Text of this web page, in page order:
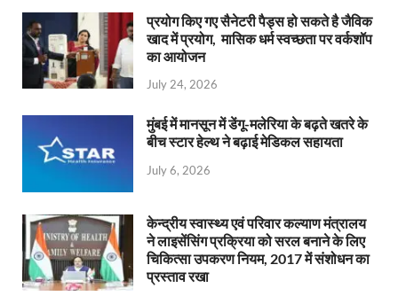
प्रयोग किए गए सैनेटरी पैड्स हो सकते है जैविक
खाद में प्रयोग, मासिक धर्म स्वच्छता पर वर्कशॉप
का आयोजन
July 24, 2026
मुंबई में मानसून में डेंगू-मलेरिया के बढ़ते खतरे के
बीच स्टार हेल्थ ने बढ़ाई मेडिकल सहायता
July 6, 2026
केन्‍द्रीय स्वास्थ्य एवं परिवार कल्याण मंत्रालय
ने लाइसेंसिंग प्रक्रिया को सरल बनाने के लिए
चिकित्सा उपकरण नियम, 2017 में संशोधन का
प्रस्ताव रखा